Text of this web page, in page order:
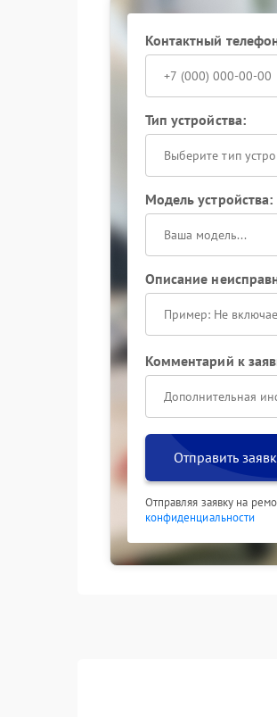
Когда базовые действия
устройства.
Оптимальным решением
стабильную работу. Не
Контактный
Тип устройства:
Выберите тип
Модель устройства:
Описание
Комментарий к
Отправить
Отправляя заявку на
конфиденциальности